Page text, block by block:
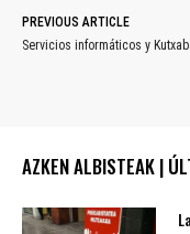
PREVIOUS ARTICLE
Servicios informáticos y
AZKEN ALBISTEAK |